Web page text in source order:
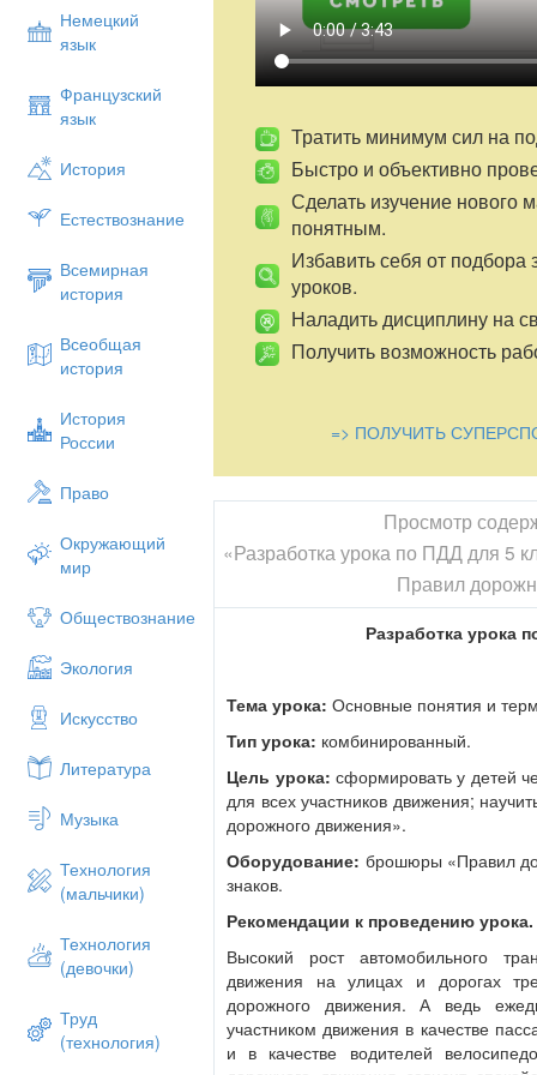
Немецкий
язык
Французский
язык
История
Естествознание
Всемирная
история
Всеобщая
история
История
России
Право
Окружающий
мир
Обществознание
Экология
Искусство
Литература
Музыка
Технология
(мальчики)
Технология
(девочки)
Труд
(технология)
последствиями. Знать и соблюдать
должны не только водители всех
и пассажиры. Правила движения –
надо строго выполнять. Правила
площадям и другим проездам в
дорогам. Действие Правил
внутриквартальные проезды жилых
территориях промышленных
Соблюдение Правил обязательно для
нарушившие Правила, несут
законодательством. Настоящие
включают в себя 24 раздела, вот
Общие положения (1).
Общие обязанности водителей (2).
Обязанности пассажиров (5).
Сигналы светофора и регулировщика
Дополнительные требования к
повозок, а также погону животных (24).
Более подробно можно остановиться
(разъяснить каждый термин).
Особое внимание уделить следующим
участие в процессе движения в
транспортного средства.
«Водитель» – лицо, управляющее
погонщик, ведущий по дороге
водителю приравнивается
« Пешеход» – лицо, находящееся вне
производящее на ней работу. К
передвигающиеся в инвалидных
мопед, мотоцикл, везущие санки,
«Пешеходный переход» – участок
5.16.1, 5.16.2 или разметкой 1.14.1-
пешеходов через дорогу. При
перехода определяется расстоянием
учащихся ориентироваться в
Тратить минимум сил на
Быстро и объективно
Сделать изучение нового
понятным.
Избавить себя от подбора
уроков.
Наладить дисциплину на
Получить возможность
=> ПОЛУЧИТЬ
Просмотр
«Разработка урока по ПДД для 5
Правил
Разработка урока
Тема урока:Основные понятия и
Тип урока: комбинированный.
Цель урока: сформировать у детей
для всех участников движения;
дорожного движения».
Оборудование: брошюры «Правил
знаков.
Рекомендации к проведению урока.
Высокий рост автомобильного
движения на улицах и дорогах
дорожного движения. А ведь
участником движения в качестве
и в качестве водителей